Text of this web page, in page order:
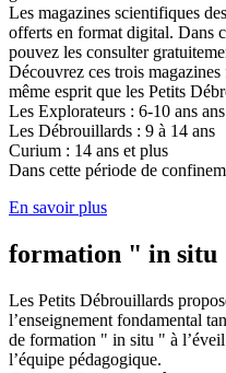
Les magazines scientifiques
offerts en format digital. Dans
pouvez les consulter
Découvrez ces trois
même esprit que les Petits
Les Explorateurs : 6-10 ans ans
Les Débrouillards : 9 à 14 ans
Curium : 14 ans et plus
Dans cette période de
En savoir plus
formation " in situ
Les Petits Débrouillards
l’enseignement fondamental
de formation " in situ " à
l’équipe pédagogique.